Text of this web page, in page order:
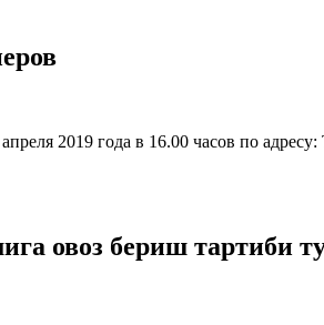
2019 года в 16.00 часов по
овоз бериш тартиби